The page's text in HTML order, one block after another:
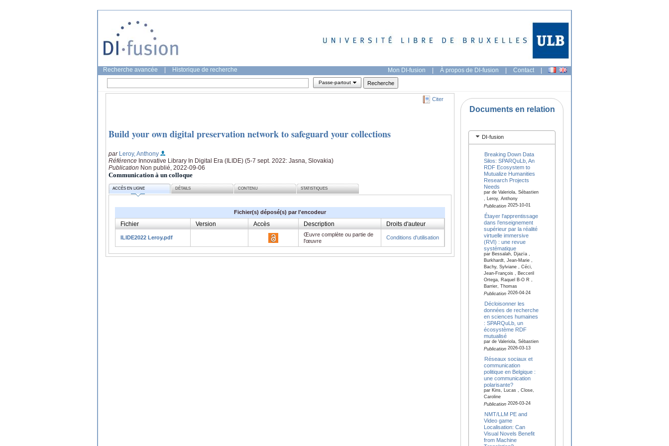
Recherche avancée Historique de recherche Mon DI-fusion | À propos de DI-fusion | Contact |
Passe-partout
Citer
Build your own digital preservation network to safeguard your collections
par Leroy, Anthony
Référence Innovative Library In Digital Era (ILIDE) (5-7 sept. 2022: Jasna, Slovakia)
Publication Non publié, 2022-09-06
Communication à un colloque
ACCÈS EN LIGNE DÉTAILS CONTENU STATISTIQUES
Fichier(s) déposé(s) par l'encodeur
Fichier Version Accès Description Droits d'auteur
ILIDE2022 Leroy.pdf
Œuvre complète ou partie de
l'œuvre
Conditions d'utilisation
Documents en relation
DI-fusion
Breaking Down Data
Silos: SPARQuLb, An
RDF Ecosystem to
Mutualize Humanities
Research Projects
Needs
par de Valeriola, Sébastien
, Leroy, Anthony
Publication2025-10-01
Étayer l'apprentissage
dans l’enseignement
supérieur par la réalité
virtuelle immersive
(RVI) : une revue
systématique
par Bessalah, Djazïa ,
Burkhardt, Jean-Marie ,
Bachy, Sylviane , Céci,
Jean-François , Becceril
Ortega, Raquel B-O R ,
Barrier, Thomas
Publication2026-04-24
Décloisonner les
données de recherche
en sciences humaines
: SPARQuLb, un
écosystème RDF
mutualisé
par de Valeriola, Sébastien
Publication2026-03-13
Réseaux sociaux et
communication
politique en Belgique :
une communication
polarisante?
par Kins, Lucas , Close,
Caroline
Publication2026-03-24
NMT/LLM PE and
Video game
Localisation: Can
Visual Novels Benefit
from Machine